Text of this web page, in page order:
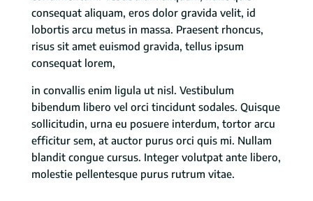
consequat aliquam, eros dolor gravida velit, id
lobortis arcu metus in massa. Praesent rhoncus,
risus sit amet euismod gravida, tellus ipsum
consequat lorem,
in convallis enim ligula ut nisl. Vestibulum
bibendum libero vel orci tincidunt sodales. Quisque
sollicitudin, urna eu posuere interdum, tortor arcu
efficitur sem, at auctor purus orci quis mi. Nullam
blandit congue cursus. Integer volutpat ante libero,
molestie pellentesque purus rutrum vitae.